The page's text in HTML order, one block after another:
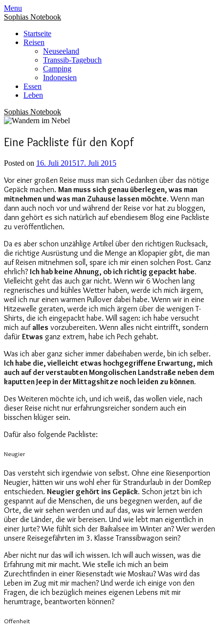
Menu
Sophias Notebook
Startseite
Reisen
Neuseeland
Transsib-Tagebuch
Camping
Indonesien
Essen
Leben
Sophias Notebook
Eine Packliste für den Kopf
Posted on 16. Juli 201517. Juli 2015
Vor einer großen Reise muss man sich Gedanken über das nötige
Gepäck machen. Man muss sich genau überlegen, was man
mitnehmen und was man Zuhause lassen möchte. Wenn man
dann auch noch vor und während der Reise vor hat zu bloggen,
dann gehört es sich natürlich auf ebendiesem Blog eine Packliste
zu veröffentlichen.
Da es aber schon unzählige Artikel über den richtigen Rucksack,
die richtige Ausrüstung und die Menge an Klopapier gibt, die man
auf Reisen mitnehmen soll, spare ich mir einen solchen Post. Ganz
ehrlich? Ich hab keine Ahnung, ob ich richtig gepackt habe.
Vielleicht geht das auch gar nicht. Wenn wir 6 Wochen lang
regnerisches und kühles Wetter haben, werde ich mich ärgern,
weil ich nur einen warmen Pullover dabei habe. Wenn wir in eine
Hitzewelle geraten, werde ich mich ärgern über die wenigen T-
Shirts, die ich eingepackt habe. Will sagen: ich habe versucht
mich auf alles vorzubereiten. Wenn alles nicht eintrifft, sondern
dafür Etwas ganz extrem, habe ich Pech gehabt.
Was ich aber ganz sicher immer dabeihaben werde, bin ich selber.
Ich habe die, vielleicht etwas hochgegriffene Erwartung, mich
auch auf der verstaubten Mongolischen Landstraße neben dem
kaputten Jeep in der Mittagshitze noch leiden zu können.
Des Weiteren möchte ich, und ich weiß, das wollen viele, nach
dieser Reise nicht nur erfahrungsreicher sondern auch ein
bisschen klüger sein.
Dafür also folgende Packliste:
Neugier
Das versteht sich irgendwie von selbst. Ohne eine Riesenportion
Neugier, hätten wir uns wohl eher für Strandurlaub in der DomRep
entschieden. Neugier gehört ins Gepäck. Schon jetzt bin ich
gespannt auf die Menschen, die uns begegnen werden, auf die
Orte, die wir sehen werden und auf das, was wir lernen werden
über die Länder, die wir bereisen. Und wie lebt man eigentlich in
einer Jurte? Wie fühlt sich der Baikalsee im Winter an? Wer werden
unsere Reisegefährten im 3. Klasse Transsibwagon sein?
Aber nicht nur das will ich wissen. Ich will auch wissen, was die
Erfahrung mit mir macht. Wie stelle ich mich an beim
Zurechtfinden in einer Riesenstadt wie Moskau? Was wird das
Leben im Zug mit mir machen? Und werde ich einige von den
Fragen, die ich bezüglich meines eigenen Lebens mit mir
herumtrage, beantworten können?
Offenheit